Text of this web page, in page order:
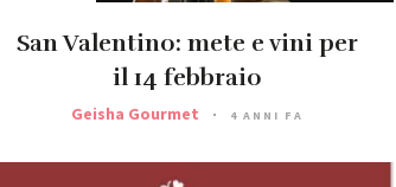
San Valentino: mete e vini per
il 14 febbraio
Geisha Gourmet 4 ANNI FA